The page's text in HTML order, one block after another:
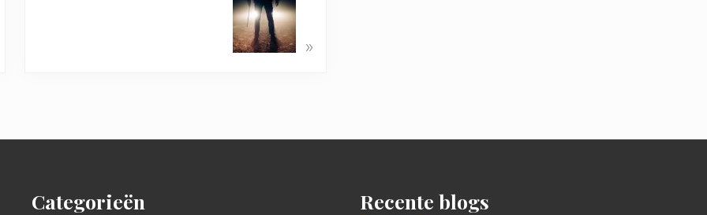
»
Categorieën Recente blogs